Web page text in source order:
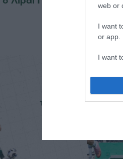
web or
I want
or app.
I want
I want
31/07/